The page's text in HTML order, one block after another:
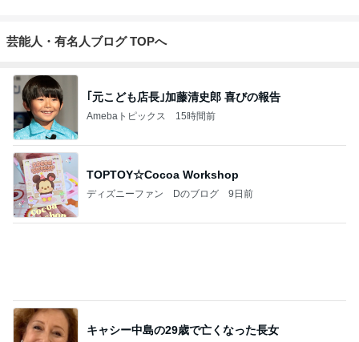
芸能人・有名人ブログ TOPへ
｢元こども店長｣加藤清史郎 喜びの報告
Amebaトピックス 15時間前
TOPTOY☆Cocoa Workshop
ディズニーファン Dのブログ 9日前
キャシー中島の29歳で亡くなった長女